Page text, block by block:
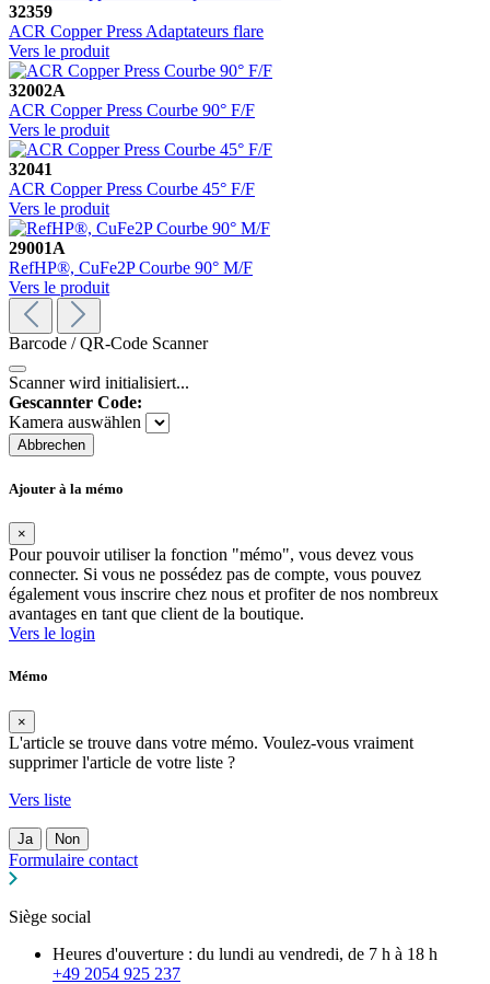
32359
ACR Copper Press Adaptateurs flare
Vers le produit
32002A
ACR Copper Press Courbe 90° F/F
Vers le produit
32041
ACR Copper Press Courbe 45° F/F
Vers le produit
29001A
RefHP®, CuFe2P Courbe 90° M/F
Vers le produit
Barcode / QR-Code Scanner
Scanner wird initialisiert...
Gescannter Code:
Kamera auswählen
Abbrechen
Ajouter à la mémo
×
Pour pouvoir utiliser la fonction "mémo", vous devez vous
connecter. Si vous ne possédez pas de compte, vous pouvez
également vous inscrire chez nous et profiter de nos nombreux
avantages en tant que client de la boutique.
Vers le login
Mémo
×
L'article se trouve dans votre mémo. Voulez-vous vraiment
supprimer l'article de votre liste ?
Vers liste
Ja Non
Formulaire contact
Siège social
Heures d'ouverture : du lundi au vendredi, de 7 h à 18 h
+49 2054 925 237